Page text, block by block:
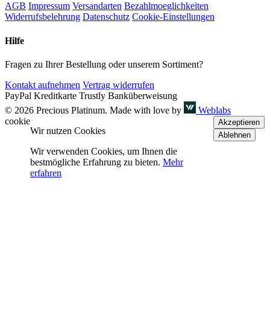
AGB Impressum Versandarten Bezahlmoeglichkeiten
Widerrufsbelehrung Datenschutz Cookie-Einstellungen
Hilfe
Fragen zu Ihrer Bestellung oder unserem Sortiment?
Kontakt aufnehmen Vertrag widerrufen
PayPal Kreditkarte Trustly Banküberweisung
© 2026 Precious Platinum. Made with love by
Weblabs
cookie
Wir nutzen Cookies
Wir verwenden Cookies, um Ihnen die
bestmögliche Erfahrung zu bieten. Mehr
erfahren
Akzeptieren
Ablehnen